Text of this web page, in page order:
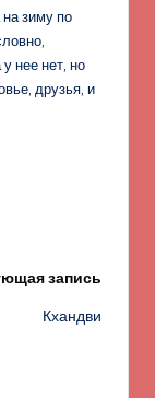
на зиму по
нее нет, но
друзья, и
запись
Кхандви